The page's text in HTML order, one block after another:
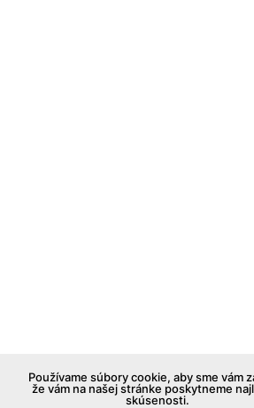
Používame súbory cookie, aby sme vám
že vám na našej stránke poskytneme
skúsenosti.